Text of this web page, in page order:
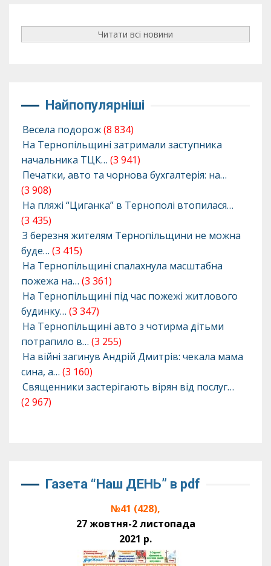
Читати всі новини
Найпопулярніші
Весела подорож(8 834)
На Тернопільщині затримали заступника
начальника ТЦК… (3 941)
Печатки, авто та чорнова бухгалтерія: на…
(3 908)
На пляжі “Циганка” в Тернополі втопилася…
(3 435)
З березня жителям Тернопільщини не можна
буде… (3 415)
На Тернопільщині спалахнула масштабна
пожежа на… (3 361)
На Тернопільщині під час пожежі житлового
будинку… (3 347)
На Тернопільщині авто з чотирма дітьми
потрапило в… (3 255)
На війні загинув Андрій Дмитрів: чекала мама
сина, а… (3 160)
Священники застерігають вірян від послуг…
(2 967)
Газета “Наш ДЕНЬ” в pdf
№41 (428),
27 жовтня-2 листопада
2021 р.